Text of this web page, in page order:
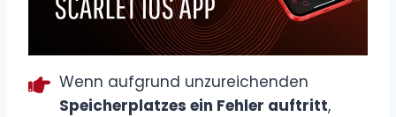
Wenn aufgrund unzureichenden
Speicherplatzes ein Fehler auftritt,